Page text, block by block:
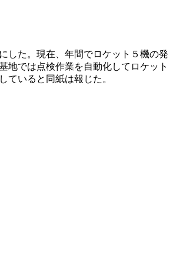
した。現在、年間でロケット５機の発
地では点検作業を自動化してロケット
いると同紙は報じた。